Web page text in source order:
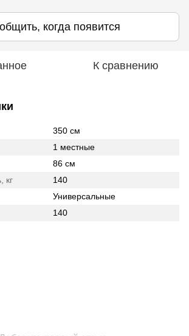
когда появится
К сравнению
350 см
1 местные
86 см
кг
140
Универсальные
140